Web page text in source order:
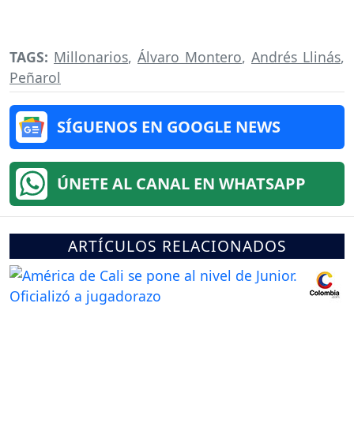
TAGS: Millonarios, Álvaro Montero, Andrés Llinás,
Peñarol
SÍGUENOS EN GOOGLE NEWS
ÚNETE AL CANAL EN WHATSAPP
ARTÍCULOS RELACIONADOS